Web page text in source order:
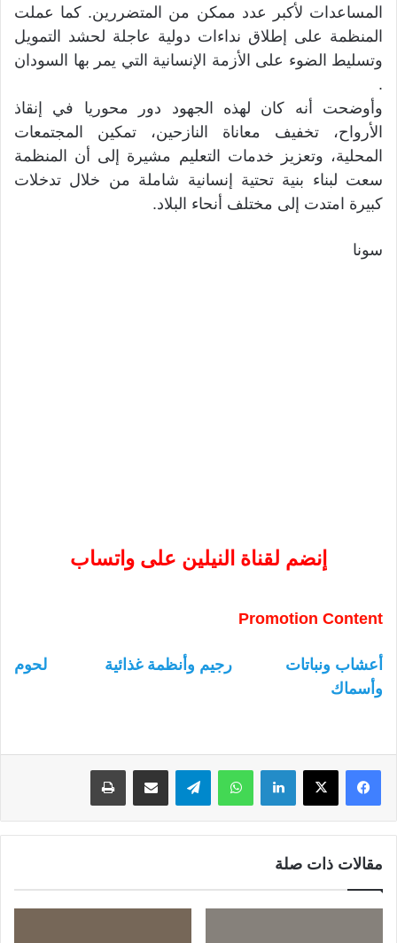
المساعدات لأكبر عدد ممكن من المتضررين. كما عملت
المنظمة على إطلاق نداءات دولية عاجلة لحشد التمويل
وتسليط الضوء على الأزمة الإنسانية التي يمر بها السودان
.
وأوضحت أنه كان لهذه الجهود دور محوريا في إنقاذ
الأرواح، تخفيف معاناة النازحين، تمكين المجتمعات
المحلية، وتعزيز خدمات التعليم مشيرة إلى أن المنظمة
سعت لبناء بنية تحتية إنسانية شاملة من خلال تدخلات
كبيرة امتدت إلى مختلف أنحاء البلاد.
سونا
إنضم لقناة النيلين على واتساب
Promotion Content
أعشاب ونباتات رجيم وأنظمة غذائية
لحوم
وأسماك
لينكدإن واتساب
مقالات ذات صلة